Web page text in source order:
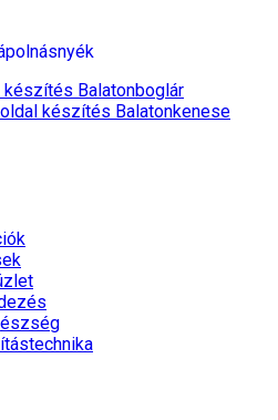
készítés​ Balatonboglár
készítés​ Balatonkenese